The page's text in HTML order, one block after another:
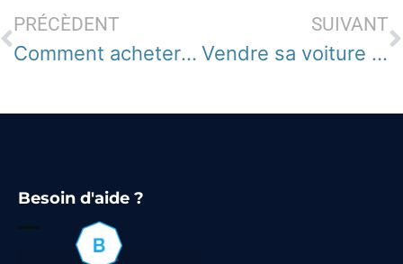
PRÉCÈDENT
Comment acheter ou vendre de l’or en toute sérénité
SUIVANT
Vendre sa voiture en LOA : modalités pratiques pour sortir de son contrat sans pénalités
Besoin d'aide ?